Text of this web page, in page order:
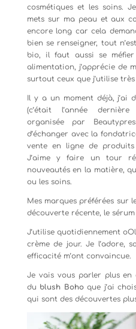
cosmétiques et les soins.
mets sur ma peau et aux
encore long car cela
bien se renseigner, tout
bio, il faut aussi se méfier
alimentation, j’apprécie de
surtout ceux que j’utilise
Il y a un moment déjà, j’ai
(c’était l’année
organisée par
d’échanger avec la
vente en ligne de produits
J’aime y faire un tour
nouveautés en la matière,
ou les soins.
Mes marques préférées sur
découverte récente, le sérum
J’utilise quotidiennement
crème de jour. Je l’adore,
efficacité m’ont convaincue.
Je vais vous parler plus
du blush Bohoque j’ai
qui sont des découvertes